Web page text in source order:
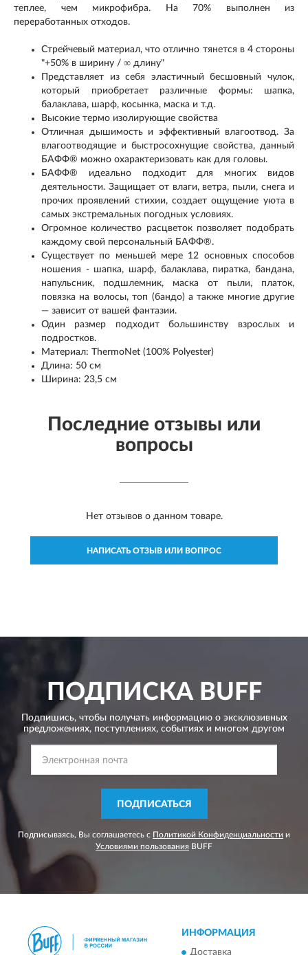
теплее, чем микрофибра. На 70% выполнен из
переработанных отходов.
Стрейчевый материал, что отлично тянется в 4 стороны
"+50% в ширину / ∞ длину"
Представляет из себя эластичный бесшовный чулок,
который приобретает различные формы: шапка,
балаклава, шарф, косынка, маска и т.д.
Высокие термо изолирующие свойства
Отличная дышимость и эффективный влагоотвод. За
влагоотводящие и быстросохнущие свойства, данный
БАФФ® можно охарактеризовать как для головы.
БАФФ® идеально подходит для многих видов
деятельности. Защищает от влаги, ветра, пыли, снега и
прочих проявлений стихии, создает ощущение уюта в
самых экстремальных погодных условиях.
Огромное количество расцветок позволяет подобрать
каждому свой персональный БАФФ®.
Существует по меньшей мере 12 основных способов
ношения - шапка, шарф, балаклава, пиратка, бандана,
напульсник, подшлемник, маска от пыли, платок,
повязка на волосы, топ (бандо) а также многие другие
— зависит от вашей фантазии.
Один размер подходит большинству взрослых и
подростков.
Материал: ThermoNet (100% Polyester)
Длина: 50 см
Ширина: 23,5 см
Последние отзывы или
вопросы
Нет отзывов о данном товаре.
НАПИСАТЬ ОТЗЫВ ИЛИ ВОПРОС
ПОДПИСКАBUFF
Подпишись, чтобы получать информацию о эксклюзивных
предложениях, поступлениях, событиях и многом другом
ПОДПИСАТЬСЯ
Подписываясь, Вы соглашаетесь с Политикой Конфиденциальности и
Условиями пользования BUFF
ИНФОРМАЦИЯ
Доставка